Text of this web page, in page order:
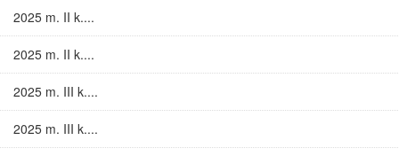
2025 m. II k....
2025 m. II k....
2025 m. III k....
2025 m. III k....